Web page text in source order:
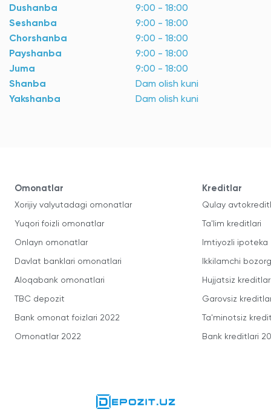
Dushanba
9:00 - 18:00
Seshanba
9:00 - 18:00
Chorshanba
9:00 - 18:00
Payshanba
9:00 - 18:00
Juma
9:00 - 18:00
Shanba
Dam olish kuni
Yakshanba
Dam olish kuni
Omonatlar
Xorijiy valyutadagi omonatlar
Yuqori foizli omonatlar
Onlayn omonatlar
Davlat banklari omonatlari
Aloqabank omonatlari
TBC depozit
Bank omonat foizlari 2022
Omonatlar 2022
Kreditlar
Qulay
Ta'lim kreditlari
Imtiyozli ipoteka
Ikkilamchi
Hujjatsiz kreditlar
Garovsiz
Ta'minotsiz
Bank kreditlari